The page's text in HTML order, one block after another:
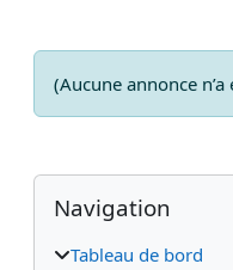
(Aucune annonce
Blocs
Blocs
Passer Navigation
Navigation
Tableau de bord